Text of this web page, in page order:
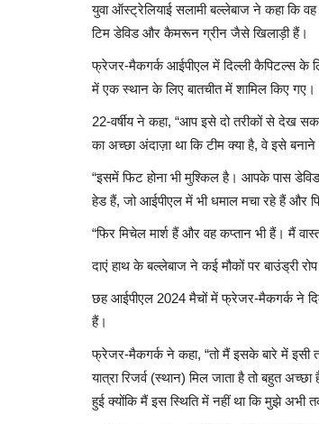
युवा ऑस्ट्रेलियाई सलामी बल्लेबाज ने कहा कि
टिम डेविड और कैमरून ग्रीन जैसे खिलाड़ी हैं।
फ्रेजर-मैकगर्क आईपीएल में दिल्ली कैपिटल्स के
में एक स्थान के लिए बातचीत में शामिल किए गए।
22-वर्षीय ने कहा, “आप इसे दो तरीकों से देख
का अच्छा अंदाज़ा था कि टीम क्या है, वे इसे
“इसमें फिट होना भी मुश्किल है। आपके पास
हेड हैं, जो आईपीएल में भी धमाल मचा रहे हैं और
“फिर मिचेल मार्श हैं और वह कप्तान भी हैं। मैं
दाएं हाथ के बल्लेबाज ने कई मौकों पर बाउंड्री
छह आईपीएल 2024 मैचों में फ्रेजर-मैकगर्क ने
हैं।
फ्रेजर-मैकगर्क ने कहा, “तो मैं इसके बारे में
यात्रा रिजर्व (स्थान) मिल जाता है तो बहुत
हुई क्योंकि मैं इस स्थिति में नहीं था कि मुझे